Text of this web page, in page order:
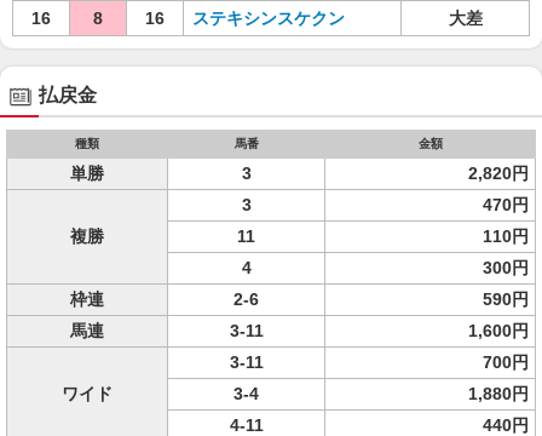
16
8 16 ステキシンスケクン 大差
払戻金
種類 馬番 金額
単勝 3 2,820円
複勝
3
470円
11
110円
4
300円
枠連
2-6
590円
馬連
3-11 1,600円
ワイド
3-11
700円
3-4
1,880円
4-11
440円